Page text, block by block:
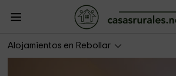
Alojamientos en Rebollar